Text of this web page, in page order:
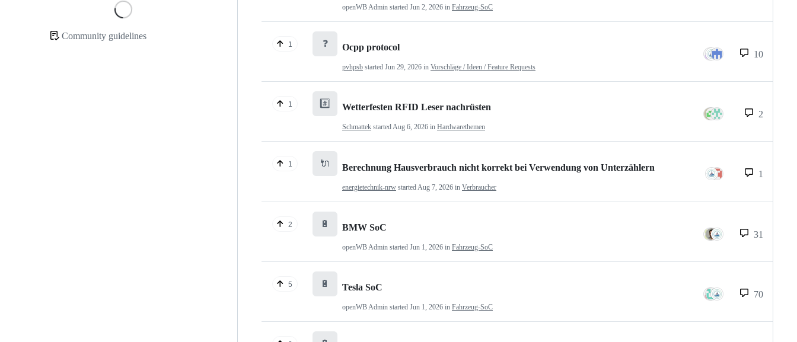
Community guidelines
openWB Admin started Jun 2, 2026 in Fahrzeug-SoC
1 ❓ Ocpp protocol
pvhpsb started Jun 29, 2026 in Vorschläge / Ideen / Feature Requests
10
1 #️⃣ Wetterfesten RFID Leser nachrüsten
Schmattek startedAug 6, 2026 in Hardwarethemen
2
1 🔌 Berechnung Hausverbrauch nicht korrekt bei Verwendung von Unterzählern
energietechnik-nrw started Aug 7, 2026 in Verbraucher
1
2 🔋 BMW SoC
openWB Admin started Jun 1, 2026 in Fahrzeug-SoC
31
5 🔋 Tesla SoC
openWB Admin started Jun 1, 2026 in Fahrzeug-SoC
70